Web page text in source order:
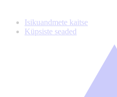
Isikuandmete kaitse
Küpsiste seaded